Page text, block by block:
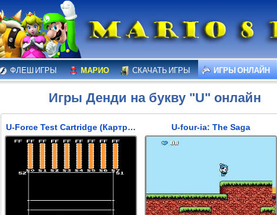
ФЛЕШ ИГРЫ МАРИО СКАЧАТЬ ИГРЫ ИГРЫ ОНЛАЙН
Игры Денди на букву "U" онлайн
U-Force Test Cartridge (Картридж для проверки работы специального устройства для NES) U-four-ia: The Saga